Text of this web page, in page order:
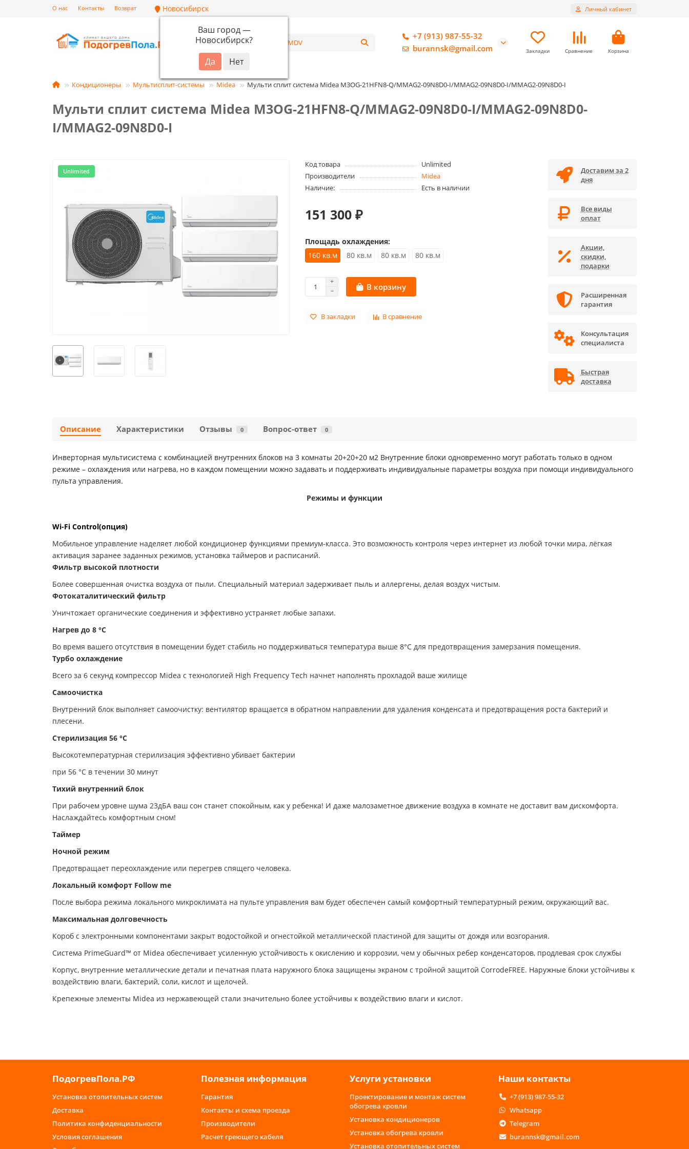
О нас Контакты Возврат Новосибирск
Ваш город —
Новосибирск?
Личный кабинет
Каталог
+7 (913) 987-55-32
burannsk@gmail.com
Закладки Сравнение Корзина
Кондиционеры Мультисплит-системы Midea Мульти сплит система Midea M3OG-21HFN8-Q/MMAG2-09N8D0-I/MMAG2-09N8D0-I/MMAG2-09N8D0-I
Мульти сплит система Midea M3OG-21HFN8-Q/MMAG2-09N8D0-I/MMAG2-09N8D0-
I/MMAG2-09N8D0-I
Unlimited
Код товара
Unlimited
Производители
Midea
Наличие:
Есть в наличии
151 300 ₽
Площадь охлаждения:
160 кв.м
80 кв.м 80 кв.м 80 кв.м
В корзину
В закладки В сравнение
Доставим за 2
дня
Все виды
оплат
Акции,
скидки,
подарки
Расширенная
гарантия
Консультация
специалиста
Быстрая
доставка
Описание Характеристики Отзывы 0 Вопрос-ответ 0
Инверторная мультисистема с комбинацией внутренних блоков на 3 комнаты 20+20+20 м2 Внутренние блоки одновременно могут работать только в одном
режиме – охлаждения или нагрева, но в каждом помещении можно задавать и поддерживать индивидуальные параметры воздуха при помощи индивидуального
пульта управления.
Режимы и функции
Wi-Fi Control(опция)
Мобильное управление наделяет любой кондиционер функциями премиум-класса. Это возможность контроля через интернет из любой точки мира, лёгкая
активация заранее заданных режимов, установка таймеров и расписаний.
Фильтр высокой плотности
Более совершенная очистка воздуха от пыли. Специальный материал задерживает пыль и аллергены, делая воздух чистым.
Фотокаталитиче­ский фильтр
Уничтожает органические соединения и эффективно устраняет любые запахи.
Нагрев до 8 °С
Во время вашего отсутствия в помещении будет стабиль но поддерживаться температура выше 8°С для предотвращения замерзания помещения.
Турбо охлаждение
Всего за 6 секунд компрессор Midea с технологией High Frequency Tech начнет наполнять прохладой ваше жилище
Самоочистка
Внутренний блок выполняет самоочистку: вентилятор вращается в обратном направлении для удаления конденсата и предотвращения роста бактерий и
плесени.
Стерилизация 56 °С
Высокотемпературная стерилизация эффективно убивает бактерии
при 56 °С в течении 30 минут
Тихий внутренний блок
При рабочем уровне шума 23дБА ваш сон станет спокойным, как у ребенка! И даже малозаметное движение воздуха в комнате не доставит вам дискомфорта.
Наслаждайтесь комфортным сном!
Таймер
Ночной режим
Предотвращает переохлаждение или перегрев спящего человека.
Локальный комфорт Follow me
После выбора режима локального микроклимата на пульте управления вам будет обеспечен самый комфортный температурный режим, окружающий вас.
Максимальная долговечность
Короб с электронными компонентами закрыт водостойкой и огнестойкой металлической пластиной для защиты от дождя или возгорания.
Система PrimeGuard™ от Midea обеспечивает усиленную устойчивость к окислению и коррозии, чем у обычных ребер конденсаторов, продлевая срок службы
Корпус, внутренние металлические детали и печатная плата наружного блока защищены экраном с тройной защитой CorrodeFREE. Наружные блоки устойчивы к
воздействию влаги, бактерий, соли, кислот и щелочей.
Крепежные элементы Midea из нержавеющей стали значительно более устойчивы к воздействию влаги и кислот.
ПодогревПола.РФ
Установка отопительных систем
Доставка
Политика конфиденциальности
Условия соглашения
Полезная информация
Гарантия
Контакты и схема проезда
Производители
Расчет греющего кабеля
Услуги установки
Проектирование и монтаж систем
обогрева кровли
Установка кондиционеров
Установка обогрева кровли
Установка отопительных систем
Наши контакты
+7 (913) 987-55-32
Whatsapp
Telegram
burannsk@gmail.com